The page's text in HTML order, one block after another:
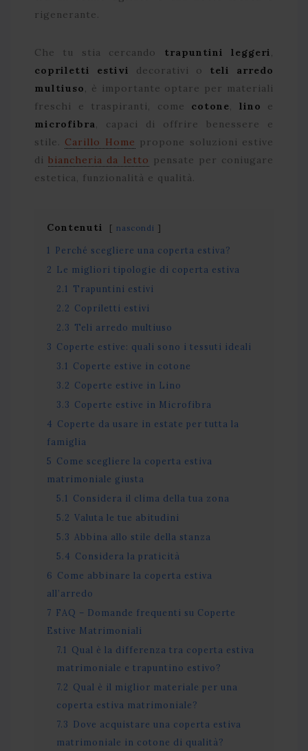
rigenerante.
Che tu stia cercando trapuntini leggeri,
copriletti estivi
decorativi o teli arredo
multiuso, è importante optare per materiali
freschi e traspiranti, come cotone, lino e
microfibra, capaci di offrire benessere e
stile. Carillo Home propone soluzioni estive
dibiancheria da letto pensate per coniugare
estetica, funzionalità e qualità.
Contenuti nascondi
1
Perché scegliere una coperta estiva?
2 Le migliori tipologie di coperta estiva
2.1
Trapuntini estivi
2.2 Copriletti estivi
2.3 Teli arredo multiuso
3 Coperte estive: quali sono i tessuti ideali
3.1
Coperte estive in cotone
3.2 Coperte estive in Lino
3.3 Coperte estive in Microfibra
4 Coperte da usare in estate per tutta la
famiglia
5 Come scegliere la coperta estiva
matrimoniale giusta
5.1
Considera il clima della tua zona
5.2 Valuta le tue abitudini
5.3 Abbina allo stile della stanza
5.4 Considera la praticità
6 Come abbinare la coperta estiva
all’arredo
7 FAQ – Domande frequenti su Coperte
Estive Matrimoniali
7.1
Qual è la differenza tra coperta estiva
matrimoniale e trapuntino estivo?
7.2 Qual è il miglior materiale per una
coperta estiva matrimoniale?
7.3 Dove acquistare una coperta estiva
matrimoniale in cotone di qualità?